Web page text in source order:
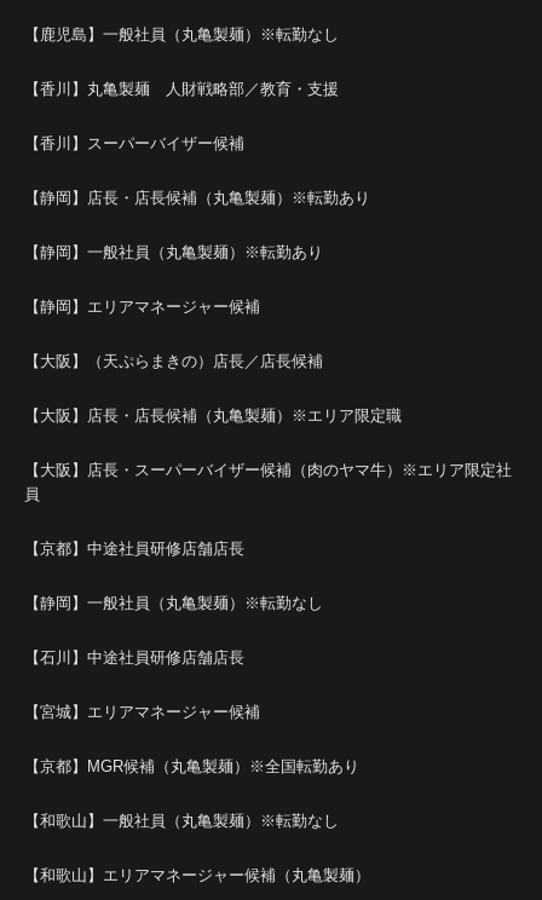
【鹿児島】一般社員（丸亀製麺）※転勤なし
【香川】丸亀製麺 人財戦略部／教育・支援
【香川】スーパーバイザー候補
【静岡】店長・店長候補（丸亀製麺）※転勤あり
【静岡】一般社員（丸亀製麺）※転勤あり
【静岡】エリアマネージャー候補
【大阪】（天ぷらまきの）店長／店長候補
【大阪】店長・店長候補（丸亀製麺）※エリア限定職
【大阪】店長・スーパーバイザー候補（肉のヤマ牛）※エリア限定社
員
【京都】中途社員研修店舗店長
【静岡】一般社員（丸亀製麺）※転勤なし
【石川】中途社員研修店舗店長
【宮城】エリアマネージャー候補
【京都】MGR候補（丸亀製麺）※全国転勤あり
【和歌山】一般社員（丸亀製麺）※転勤なし
【和歌山】エリアマネージャー候補（丸亀製麺）